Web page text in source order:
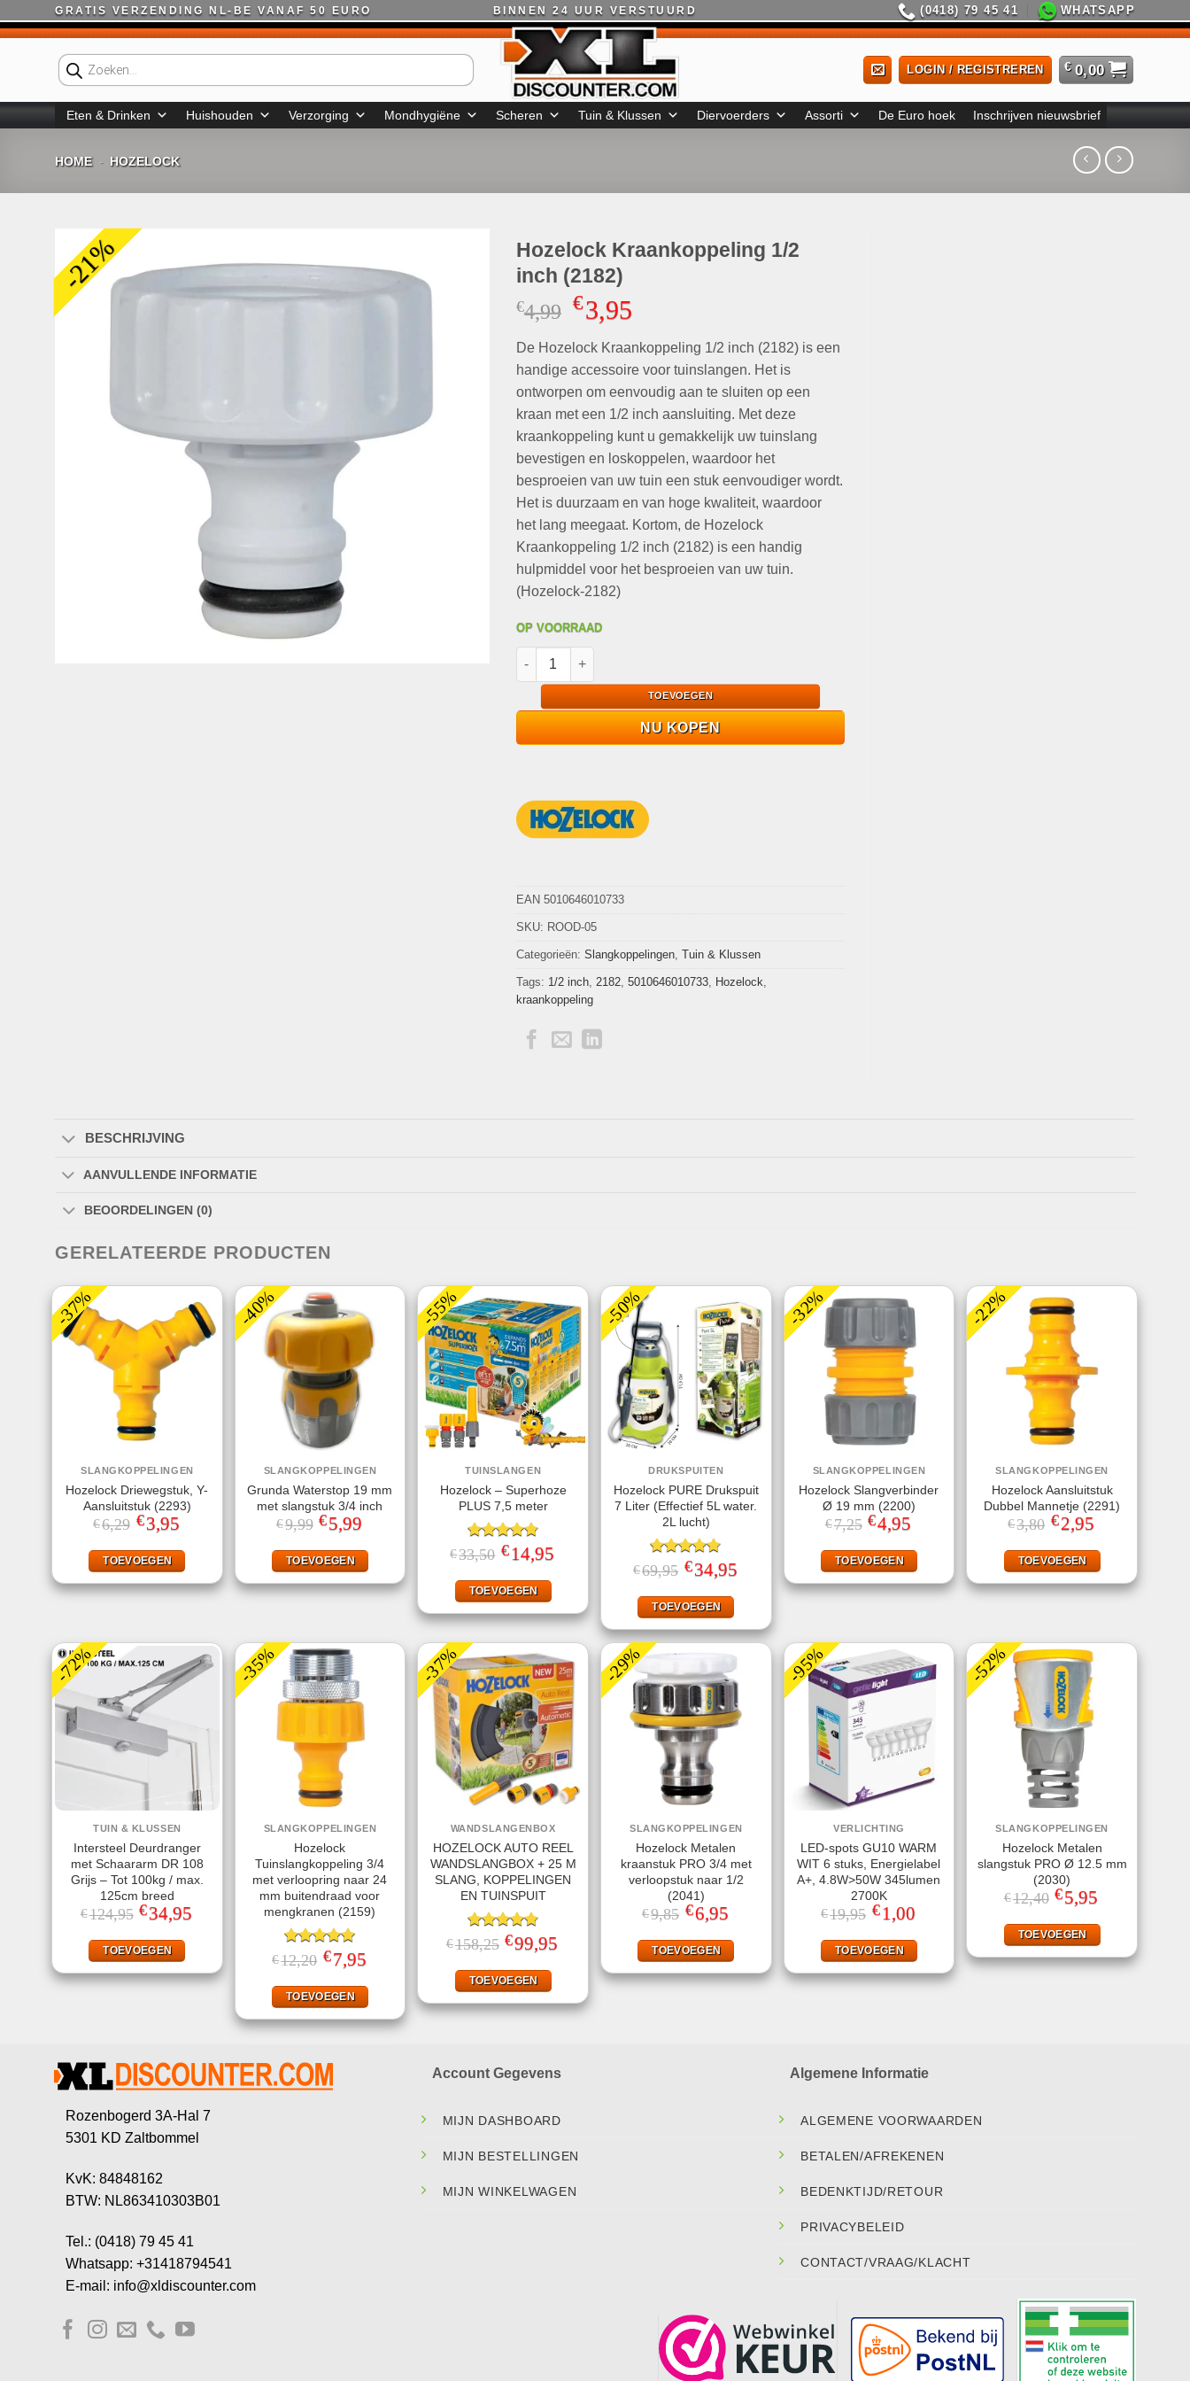
naar
GRATIS VERZENDING NL-BE VANAF 50 EURO BINNEN 24 UUR VERSTUURD (0418) 79 45 41 WHATSAPP
Producten
zoeken
LOGIN / REGISTREREN € 0,00
Eten & Drinken Huishouden Verzorging Mondhygiëne Scheren Tuin & Klussen Diervoerders Assorti De Euro hoek Inschrijven nieuwsbrief
HOME - HOZELOCK
-21%
Hozelock Kraankoppeling 1/2
inch (2182)
€4,99 Oorspronkelijke
prijs
was:
€4,99.
€3,95Huidige
is:
€3,95.
De Hozelock Kraankoppeling 1/2 inch (2182) is een
handige accessoire voor tuinslangen. Het is
ontworpen om eenvoudig aan te sluiten op een
kraan met een 1/2 inch aansluiting. Met deze
kraankoppeling kunt u gemakkelijk uw tuinslang
bevestigen en loskoppelen, waardoor het
besproeien van uw tuin een stuk eenvoudiger wordt.
Het is duurzaam en van hoge kwaliteit, waardoor
het lang meegaat. Kortom, de Hozelock
Kraankoppeling 1/2 inch (2182) is een handig
hulpmiddel voor het besproeien van uw tuin.
(Hozelock-2182)
OP VOORRAAD
Hozelock Kraankoppeling 1/2 inch (2182) aantal
TOEVOEGEN
NU KOPEN
EAN 5010646010733
SKU: ROOD-05
Categorieën: Slangkoppelingen, Tuin & Klussen
Tags: 1/2 inch, 2182, 5010646010733, Hozelock,
kraankoppeling
BESCHRIJVING
AANVULLENDE INFORMATIE
BEOORDELINGEN (0)
GERELATEERDE PRODUCTEN
-37%
SLANGKOPPELINGEN
Hozelock Driewegstuk, Y-
Aansluitstuk (2293)
€6,29 Oorspronkelijke
prijs
€6,29.
€3,95prijs
€3,95.
TOEVOEGEN
-40%
SLANGKOPPELINGEN
Grunda Waterstop 19 mm
met slangstuk 3/4 inch
€9,99 Oorspronkelijke
prijs
€9,99.
€5,99
€5,99.
TOEVOEGEN
-55%
TUINSLANGEN
Hozelock – Superhoze
PLUS 7,5 meter
Gewaardeerd
4.75uit 5
€33,50 Oorspronkelijke
prijs
€33,50.
€ 14,95prijs
TOEVOEGEN
-50%
DRUKSPUITEN
Hozelock PURE Drukspuit
7 Liter (Effectief 5L water.
2L lucht)
Gewaardeerd
4.75uit 5
€69,95 Oorspronkelijke
prijs
€69,95.
€34,95prijs
TOEVOEGEN
-32%
SLANGKOPPELINGEN
Hozelock Slangverbinder
Ø 19 mm (2200)
€7,25 Oorspronkelijke
prijs
€7,25.
€4,95
€4,95.
TOEVOEGEN
-22%
SLANGKOPPELINGEN
Hozelock Aansluitstuk
Dubbel Mannetje (2291)
€3,80 Oorspronkelijke
prijs
€3,80.
€2,95prijs
€2,95.
TOEVOEGEN
-72%
TUIN & KLUSSEN
Intersteel Deurdranger
met Schaararm DR 108
Grijs – Tot 100kg / max.
125cm breed
€124,95 Oorspronkelijke
prijs
€124,95.
€34,95
TOEVOEGEN
-35%
SLANGKOPPELINGEN
Hozelock
Tuinslangkoppeling 3/4
met verloopring naar 24
mm buitendraad voor
mengkranen (2159)
Gewaardeerd
5.00uit 5
€12,20 Oorspronkelijke
prijs
€12,20.
€7,95prijs
€7,95.
TOEVOEGEN
-37%
WANDSLANGENBOX
HOZELOCK AUTO REEL
WANDSLANGBOX + 25 M
SLANG, KOPPELINGEN
EN TUINSPUIT
Gewaardeerd
4.80uit 5
€158,25 Oorspronkelijke
prijs
€158,25.
€99,95
TOEVOEGEN
-29%
SLANGKOPPELINGEN
Hozelock Metalen
kraanstuk PRO 3/4 met
verloopstuk naar 1/2
(2041)
€9,85 Oorspronkelijke
prijs
€9,85.
€6,95prijs
€6,95.
TOEVOEGEN
-95%
VERLICHTING
LED-spots GU10 WARM
WIT 6 stuks, Energielabel
A+, 4.8W>50W 345lumen
2700K
€19,95 Oorspronkelijke
prijs
€19,95.
€ 1,00Huidige
prijs
€1,00.
TOEVOEGEN
-52%
SLANGKOPPELINGEN
Hozelock Metalen
slangstuk PRO Ø 12.5 mm
(2030)
€12,40 Oorspronkelijke
prijs
€12,40.
€5,95
€5,95.
TOEVOEGEN
Rozenbogerd 3A-Hal 7
5301 KD Zaltbommel
KvK: 84848162
BTW: NL863410303B01
Tel.: (0418) 79 45 41
Whatsapp: +31418794541
E-mail: info@xldiscounter.com
Account Gegevens
MIJN DASHBOARD
MIJN BESTELLINGEN
MIJN WINKELWAGEN
Algemene Informatie
ALGEMENE VOORWAARDEN
BETALEN/AFREKENEN
BEDENKTIJD/RETOUR
PRIVACYBELEID
CONTACT/VRAAG/KLACHT